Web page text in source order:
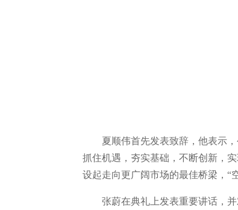
夏顺伟首先发表致辞，他表示
抓住机遇，夯实基础，不断创新，
设起走向更广阔市场的最佳桥梁，“
张蔚在典礼上发表重要讲话，